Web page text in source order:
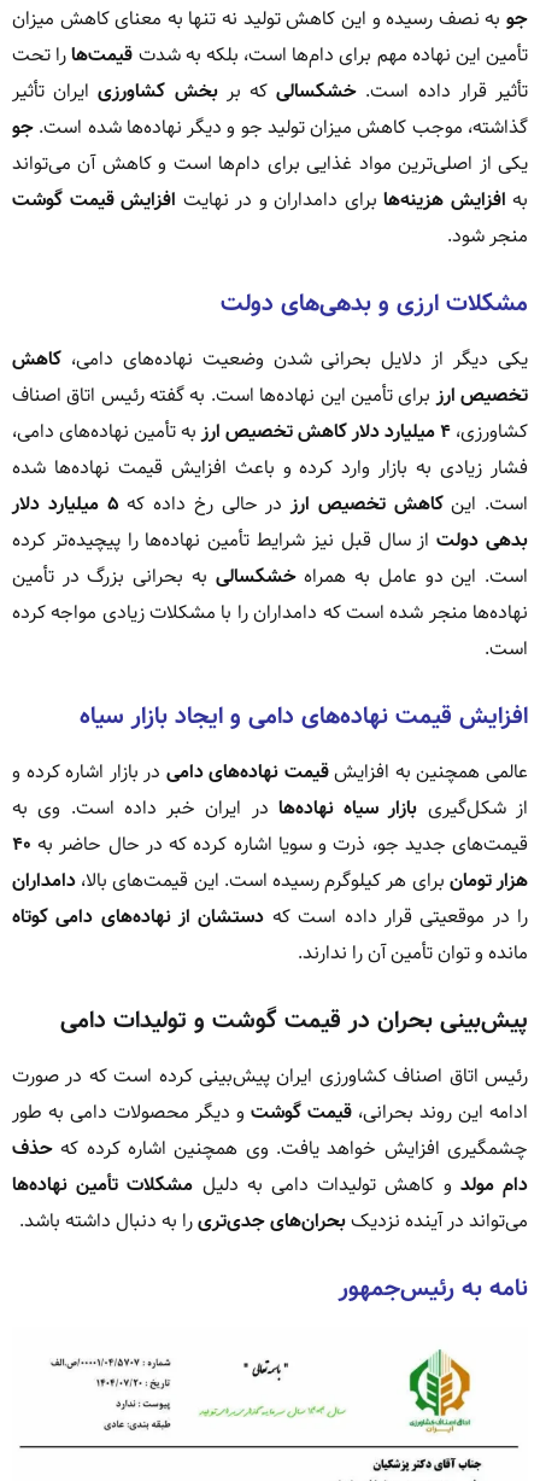
جو به نصف رسیده و این کاهش تولید نه تنها به معنای کاهش میزان
تأمین این نهاده مهم برای دام‌ها است، بلکه به شدت قیمت‌هارا تحت
تأثیر قرار داده است. خشکسالیکه بربخش کشاورزیایران تأثیر
گذاشته، موجب کاهش میزان تولید جو و دیگر نهاده‌ها شده است. جو
یکی از اصلی‌ترین مواد غذایی برای دام‌ها است و کاهش آن می‌تواند
به افزایش هزینه‌ها برای دامداران و در نهایت افزایش قیمت گوشت
منجر شود.
مشکلات ارزی و بدهی‌های دولت
یکی دیگر از دلایل بحرانی شدن وضعیت نهاده‌های دامی، کاهش
تخصیص ارزبرای تأمین این نهاده‌ها است. به گفته رئیس اتاق اصناف
کشاورزی، ۴ میلیارد دلار کاهش تخصیص ارز
به تأمین نهاده‌های دامی،
فشار زیادی به بازار وارد کرده و باعث افزایش قیمت نهاده‌ها شده
است. اینکاهش تخصیص ارزدر حالی رخ داده که
۵ میلیارد دلار
بدهی دولتاز سال قبل نیز شرایط تأمین نهاده‌ها را پیچیده‌تر کرده
است. این دو عامل به همراهخشکسالی به بحرانی بزرگ در تأمین
نهاده‌ها منجر شده است که دامداران را با مشکلات زیادی مواجه کرده
است.
افزایش قیمت نهاده‌های دامی و ایجاد بازار سیاه
عالمی همچنین به افزایشقیمت نهاده‌های دامی در بازار اشاره کرده و
از شکل‌گیری بازار سیاه نهاده‌ها در ایران خبر داده است. وی به
قیمت‌های جدید جو، ذرت و سویا اشاره کرده که در حال حاضر به ۴۰
هزار تومان برای هر کیلوگرم رسیده است. این قیمت‌های بالا، دامداران
را در موقعیتی قرار داده است که دستشان از نهاده‌های دامی کوتاه
مانده و توان تأمین آن را ندارند.
پیش‌بینی بحران در قیمت گوشت و تولیدات دامی
رئیس اتاق اصناف کشاورزی ایران پیش‌بینی کرده است که در صورت
ادامه این روند بحرانی، قیمت گوشت و دیگر محصولات دامی به طور
چشمگیری افزایش خواهد یافت. وی همچنین اشاره کرده که حذف
دام مولد و کاهش تولیدات دامی به دلیل مشکلات تأمین نهاده‌ها
می‌تواند در آینده نزدیکبحران‌های جدی‌تریرا به دنبال داشته باشد.
نامه به رئیس‌جمهور